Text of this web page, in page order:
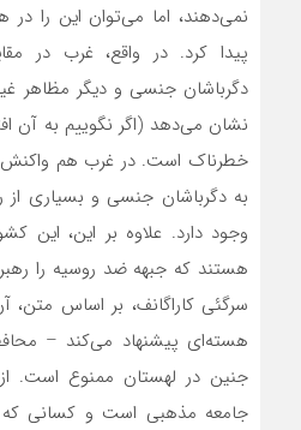
نمی‌دهند، اما‌ می‌توان این را
پیدا کرد. در واقع، غرب در
دگرباشان جنسی و دیگر مظاهر
نشان‌ می‌دهد (اگر نگوییم به آن
خطرناک است. در غرب هم
به دگرباشان جنسی و بسیاری از
وجود دارد. علاوه بر این، این
هستند که جبهه ضد روسیه را
سرگئی کاراگانف، بر اساس متن،
هسته‌‌ای پیشنهاد‌ می‌کند –
جنین در لهستان ممنوع است.